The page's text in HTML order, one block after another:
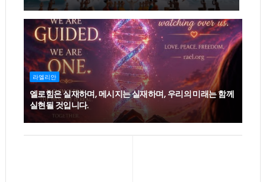
라엘리안
엘로힘은 실재하며, 메시지는 실재하며, 우리의 미래는 함께
실현될 것입니다.